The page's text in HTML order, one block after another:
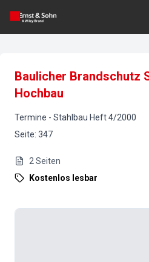
Baulicher Brandschutz
Hochbau
Termine - Stahlbau Heft4/2000
Seite: 347
2 Seiten
Kostenlos lesbar